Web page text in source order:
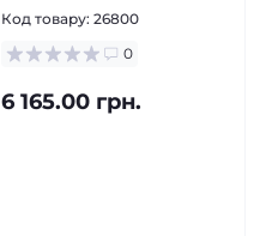
Код товару: 26800
0
6 165.00 грн.